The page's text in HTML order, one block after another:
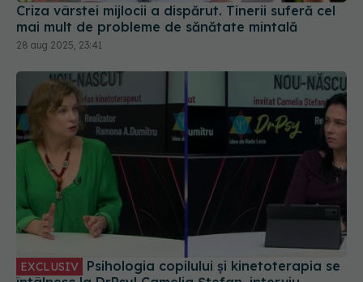
28 aug 2025, 23:41
EXCLUSIV Psihologia copilului și kinetoterapia se
întâlnesc la DrPsy! Camelia Ștefan, interviu
10 oct 2025, 20:29